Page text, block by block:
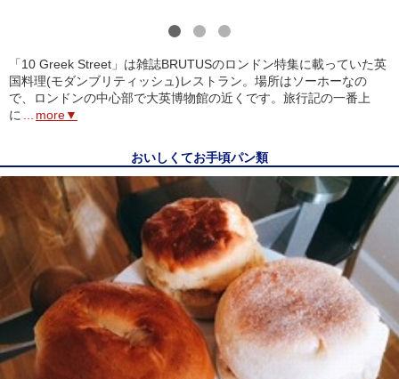
「10 Greek Street」は雑誌BRUTUSのロンドン特集に載っていた英
国料理(モダンブリティッシュ)レストラン。場所はソーホーなの
で、ロンドンの中心部で大英博物館の近くです。旅行記の一番上
に
more▼
おいしくてお手頃パン類